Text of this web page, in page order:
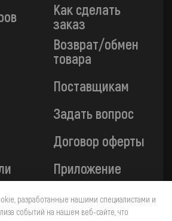
Как сделать
заказ
Возврат/обмен
товара
Поставщикам
Задать вопрос
Договор оферты
Приложение
сайте защищены технологией 3-D
осуществляется через ПАО
разработанные нашими специалистами и
событий на нашем веб-сайте, что